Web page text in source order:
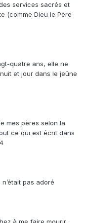
services sacrés et
(comme Dieu le Père
quatre ans, elle ne
et jour dans le jeûne
mes pères selon la
ce qui est écrit dans
pas adoré